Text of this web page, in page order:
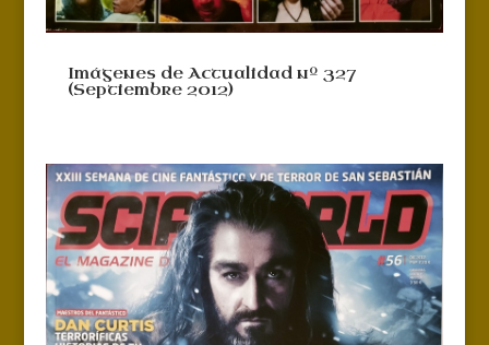
Imágenes de Actualidad nº 327
(Septiembre 2012)